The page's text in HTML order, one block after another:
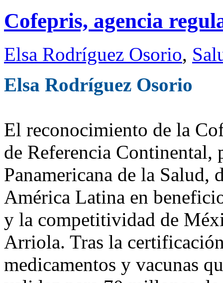
Cofepris, agencia
Elsa Rodríguez Osorio,
Elsa Rodríguez Osorio
El reconocimiento de la
de Referencia Continental,
Panamericana de la Salud,
América Latina en
y la competitividad de
Arriola. Tras la
medicamentos y vacunas